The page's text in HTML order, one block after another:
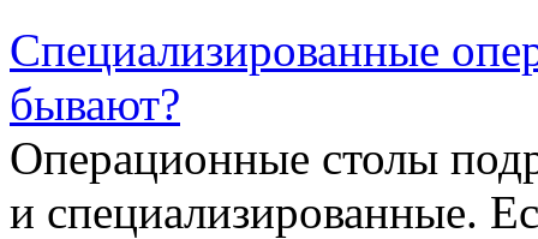
Специализированные
бывают?
Операционные столы
и специализированные.